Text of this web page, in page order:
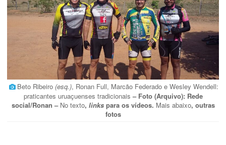
Beto Ribeiro (esq.), Ronan Full, Marcão Federado e Wesley Wendell:
praticantes uruaçuenses tradicionais – Foto (Arquivo): Rede
social/Ronan –No texto, linkspara os vídeos. Mais abaixo, outras
fotos